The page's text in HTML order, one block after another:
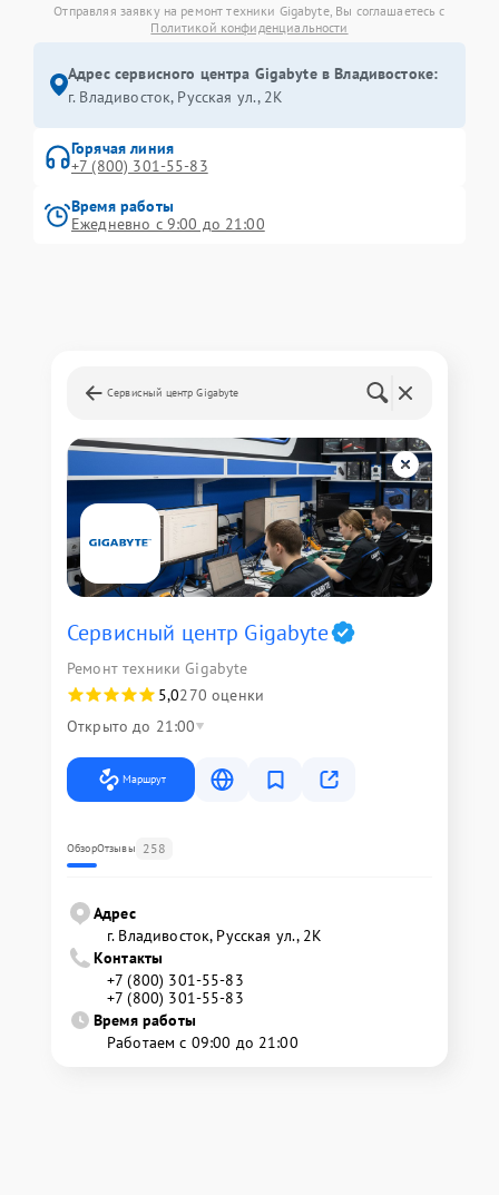
Отправляя заявку на ремонт техники Gigabyte, Вы соглашаетесь с
Политикой конфиденциальности
Адрес сервисного центра Gigabyte в Владивостоке:
г. Владивосток, Русская ул., 2К
Горячая линия
+7 (800) 301-55-83
Время работы
Ежедневно с 9:00 до 21:00
Сервисный центр Gigabyte
Сервисный центр Gigabyte
Ремонт техники Gigabyte
5,0270 оценки
Открыто до 21:00
Маршрут
ОбзорОтзывы 258
Адрес
г. Владивосток, Русская ул., 2К
Контакты
+7 (800) 301-55-83
+7 (800) 301-55-83
Время работы
Работаем с 09:00 до 21:00